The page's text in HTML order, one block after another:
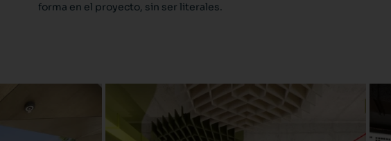
forma en el proyecto, sin ser literales.